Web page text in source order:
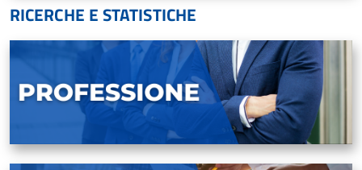
RICERCHE E STATISTICHE